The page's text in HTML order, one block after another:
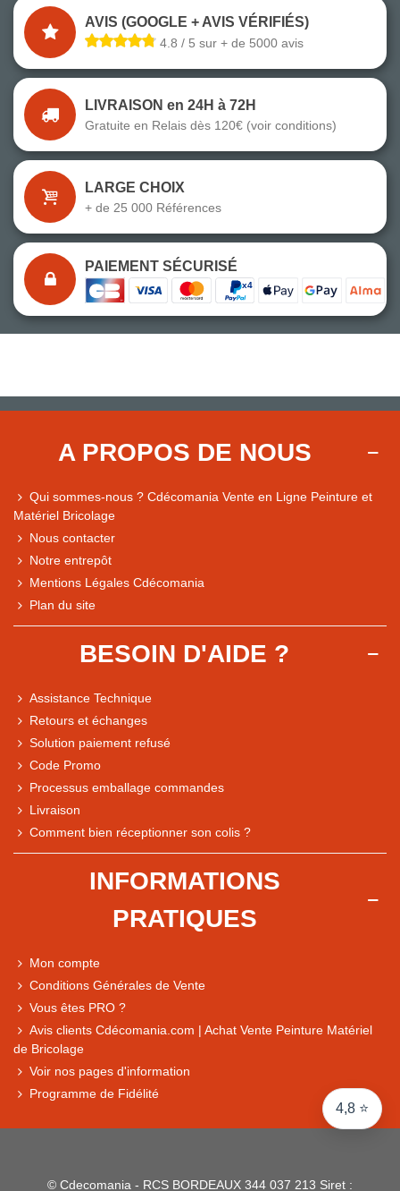
4,8 ⭐
Comparaison des performances du magasin
Express, Chez vous, Point relais, Retrait magasin
AVIS (GOOGLE + AVIS VÉRIFIÉS)
4.8 / 5 sur + de 5000 avis
LIVRAISON en 24H à 72H
Gratuite en Relais dès 120€ (voir conditions)
LARGE CHOIX
+ de 25 000 Références
PAIEMENT SÉCURISÉ
A PROPOS DE NOUS
Qui sommes-nous ? Cdécomania Vente en Ligne Peinture et
Matériel Bricolage
Nous contacter
Notre entrepôt
Mentions Légales Cdécomania
Plan du site
BESOIN D'AIDE ?
Assistance Technique
Retours et échanges
Solution paiement refusé
Code Promo
Processus emballage commandes
Livraison
Comment bien réceptionner son colis ?
INFORMATIONS
PRATIQUES
Mon compte
Conditions Générales de Vente
Vous êtes PRO ?
Avis clients Cdécomania.com | Achat Vente Peinture Matériel
de Bricolage
Voir nos pages d'information
Programme de Fidélité
© Cdecomania - RCS BORDEAUX 344 037 213 Siret :